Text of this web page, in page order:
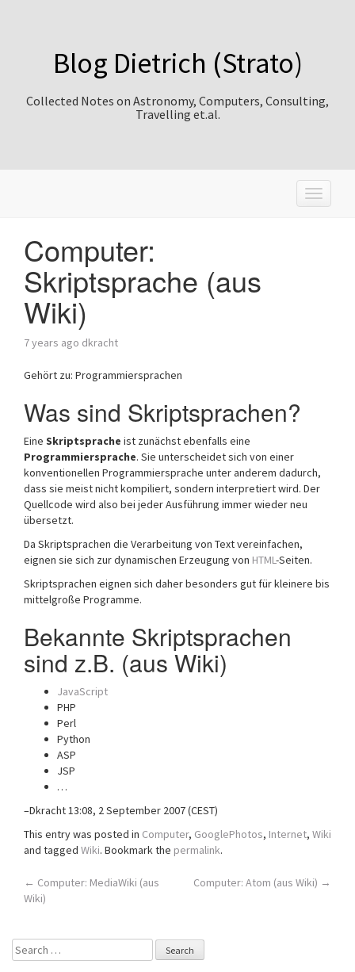
Blog Dietrich (Strato)
Collected Notes on Astronomy, Computers, Consulting,
Travelling et.al.
T
o
Computer:
Skriptsprache (aus
Wiki)
7 years ago dkracht
Gehört zu: Programmiersprachen
Was sind Skriptsprachen?
Eine Skriptsprache ist zunächst ebenfalls eine
Programmiersprache. Sie unterscheidet sich von einer
konventionellen Programmiersprache unter anderem dadurch,
dass sie meist nicht kompiliert, sondern interpretiert wird. Der
Quellcode wird also bei jeder Ausführung immer wieder neu
übersetzt.
Da Skriptsprachen die Verarbeitung von Text vereinfachen,
eignen sie sich zur dynamischen Erzeugung von HTML-Seiten.
Skriptsprachen eignen sich daher besonders gut für kleinere bis
mittelgroße Programme.
Bekannte Skriptsprachen
sind z.B. (aus Wiki)
JavaScript
PHP
Perl
Python
ASP
JSP
…
–Dkracht 13:08, 2 September 2007 (CEST)
This entry was posted in Computer, GooglePhotos, Internet, Wiki
and tagged Wiki. Bookmark the permalink.
Post
← Computer: MediaWiki (aus
Wiki)
Computer: Atom (aus Wiki) →
Search
for: